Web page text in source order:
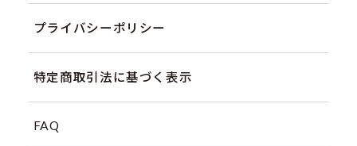
プライバシーポリシー
特定商取引法に基づく表示
FAQ